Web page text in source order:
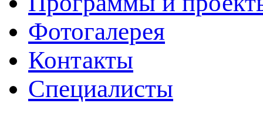
Фотогалерея
Контакты
Специалисты